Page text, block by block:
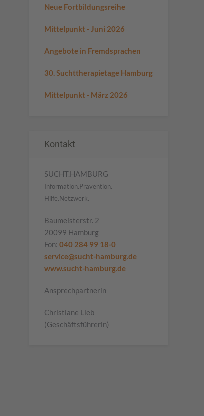
Neue Fortbildungsreihe
Mittelpunkt - Juni 2026
Angebote in Fremdsprachen
30. Suchttherapietage Hamburg
Mittelpunkt - März 2026
Kontakt
SUCHT.HAMBURG
Information.Prävention.
Hilfe.Netzwerk.
Baumeisterstr. 2
20099 Hamburg
Fon: 040 284 99 18-0
service@sucht-hamburg.de
www.sucht-hamburg.de
Ansprechpartnerin
Christiane Lieb
(Geschäftsführerin)